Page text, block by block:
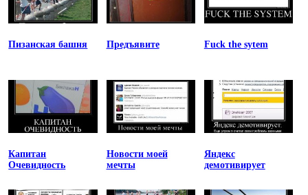
Пизанская башня Предъявите Fuck the sytem
Капитан
Очевидность
Новости моей
мечты
Яндекс
демотивирует